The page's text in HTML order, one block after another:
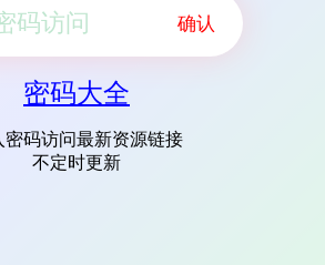
确认
密码大全
密码访问最新资源链接
不定时更新